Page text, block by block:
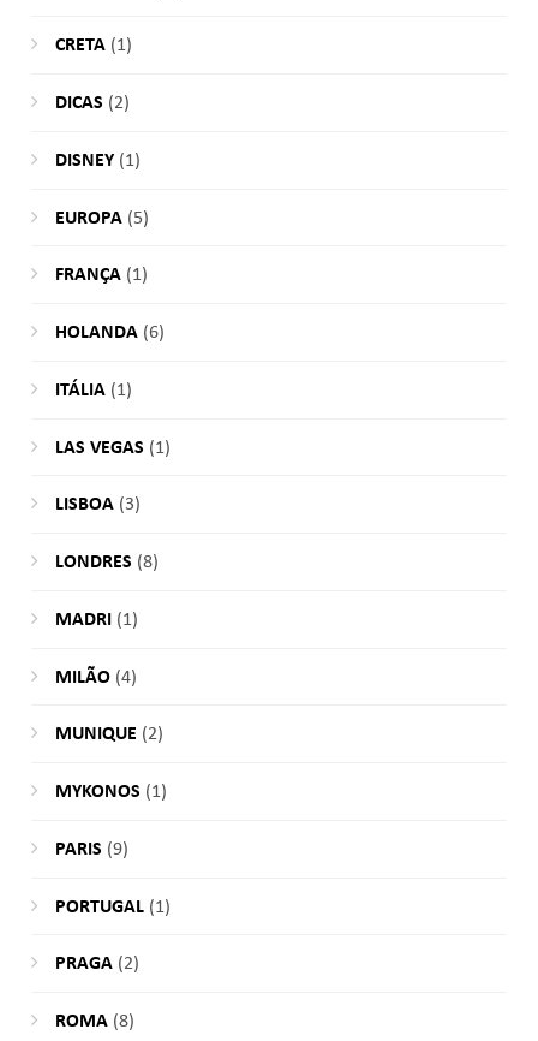
CRETA(1)
DICAS (2)
DISNEY(1)
EUROPA(5)
FRANÇA(1)
HOLANDA(6)
ITÁLIA(1)
LAS VEGAS (1)
LISBOA(3)
LONDRES (8)
MADRI (1)
MILÃO(4)
MUNIQUE (2)
MYKONOS (1)
PARIS (9)
PORTUGAL(1)
PRAGA(2)
ROMA(8)